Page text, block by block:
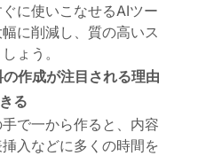
に使いこなせるAIツー
に削減し、質の高いス
ょう。
作成が注目される理由
る
で一から作ると、内容
入などに多くの時間を